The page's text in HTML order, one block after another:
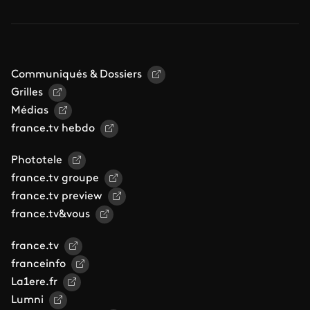
Communiqués & Dossiers
Grilles
Médias
france.tv hebdo
Phototele
france.tv groupe
france.tv preview
france.tv&vous
france.tv
franceinfo
La1ere.fr
Lumni